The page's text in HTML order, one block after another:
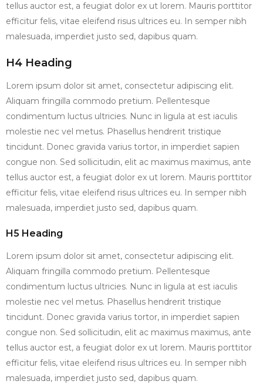
tellus auctor est, a feugiat dolor ex ut lorem. Mauris porttitor
efficitur felis, vitae eleifend risus ultrices eu. In semper nibh
malesuada, imperdiet justo sed, dapibus quam.
H4 Heading
Lorem ipsum dolor sit amet, consectetur adipiscing elit.
Aliquam fringilla commodo pretium. Pellentesque
condimentum luctus ultricies. Nunc in ligula at est iaculis
molestie nec vel metus. Phasellus hendrerit tristique
tincidunt. Donec gravida varius tortor, in imperdiet sapien
congue non. Sed sollicitudin, elit ac maximus maximus, ante
tellus auctor est, a feugiat dolor ex ut lorem. Mauris porttitor
efficitur felis, vitae eleifend risus ultrices eu. In semper nibh
malesuada, imperdiet justo sed, dapibus quam.
H5 Heading
Lorem ipsum dolor sit amet, consectetur adipiscing elit.
Aliquam fringilla commodo pretium. Pellentesque
condimentum luctus ultricies. Nunc in ligula at est iaculis
molestie nec vel metus. Phasellus hendrerit tristique
tincidunt. Donec gravida varius tortor, in imperdiet sapien
congue non. Sed sollicitudin, elit ac maximus maximus, ante
tellus auctor est, a feugiat dolor ex ut lorem. Mauris porttitor
efficitur felis, vitae eleifend risus ultrices eu. In semper nibh
malesuada, imperdiet justo sed, dapibus quam.